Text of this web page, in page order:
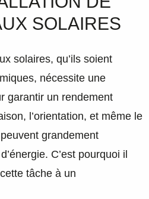
SOLAIRES
solaires, qu’ils soient
nécessite une
garantir un rendement
l’orientation, et même le
grandement
C’est pourquoi il
tâche à un